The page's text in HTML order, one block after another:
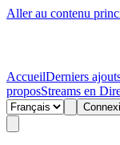
Aller au contenu
AccueilDerniers
proposStreams en